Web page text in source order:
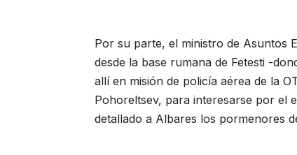
Por su parte, el ministro de Asuntos
desde la base rumana de Fetesti -
allí en misión de policía aérea de la
Pohoreltsev, para interesarse por el
detallado a Albares los pormenores